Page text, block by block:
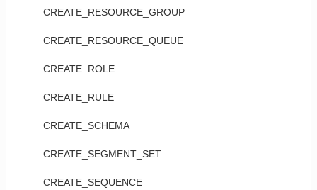
CREATE_RESOURCE_GROUP
CREATE_RESOURCE_QUEUE
CREATE_ROLE
CREATE_RULE
CREATE_SCHEMA
CREATE_SEGMENT_SET
CREATE_SEQUENCE